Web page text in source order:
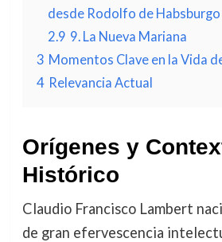
desde Rodolfo de Habsburgo
2.9 9. La Nueva Mariana
3 Momentos Clave en la Vida
4 Relevancia Actual
Orígenes y
Histórico
Claudio Francisco Lambert
de gran efervescencia